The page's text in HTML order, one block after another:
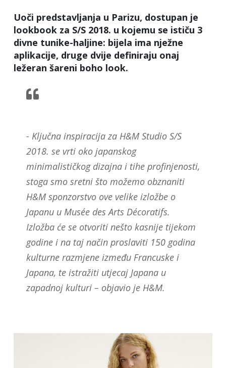
Uoči predstavljanja u Parizu, dostupan je
lookbook za S/S 2018. u kojemu se ističu 3
divne tunike-haljine: bijela ima nježne
aplikacije, druge dvije definiraju onaj
ležeran šareni boho look.
- Ključna inspiracija za H&M Studio S/S
2018. se vrti oko japanskog
minimalističkog dizajna i tihe profinjenosti,
stoga smo sretni što možemo obznaniti
H&M sponzorstvo ove velike izložbe o
Japanu u Musée des Arts Décoratifs.
Izložba će se otvoriti nešto kasnije tijekom
godine i na taj način proslaviti 150 godina
kulturne razmjene između Francuske i
Japana, te istražiti utjecaj Japana u
zapadnoj kulturi – objavio je H&M.